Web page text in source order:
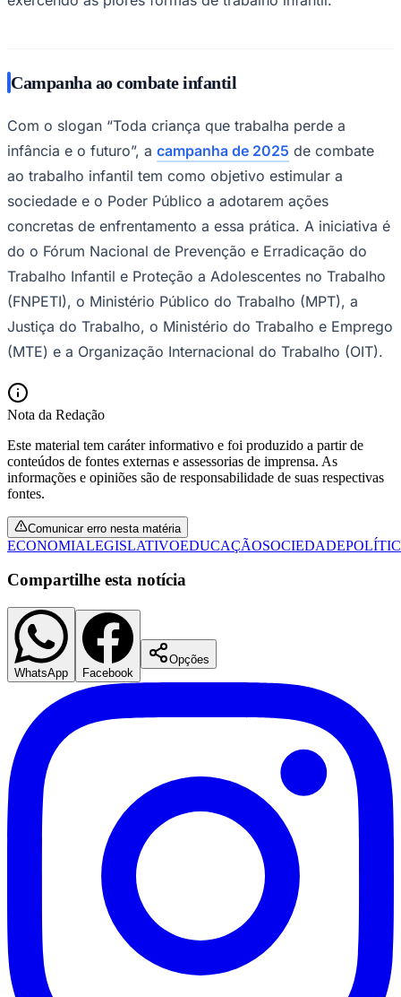
Corinthians
Palmeiras
Campanha ao combate infantil
Com o slogan “Toda criança que trabalha perde a
infância e o futuro”, a campanha de 2025 de combate
ao trabalho infantil tem como objetivo estimular a
sociedade e o Poder Público a adotarem ações
concretas de enfrentamento a essa prática. A iniciativa é
do o Fórum Nacional de Prevenção e Erradicação do
Trabalho Infantil e Proteção a Adolescentes no Trabalho
(FNPETI), o Ministério Público do Trabalho (MPT), a
Justiça do Trabalho, o Ministério do Trabalho e Emprego
(MTE) e a Organização Internacional do Trabalho (OIT).
Nota da Redação
Este material tem caráter informativo e foi produzido a partir de
conteúdos de fontes externas e assessorias de imprensa. As
informações e opiniões são de responsabilidade de suas respectivas
fontes.
Comunicar erro nesta matéria
ECONOMIALEGISLATIVOEDUCAÇÃOSOCIEDADE
Compartilhe esta notícia
WhatsApp Facebook
Opções